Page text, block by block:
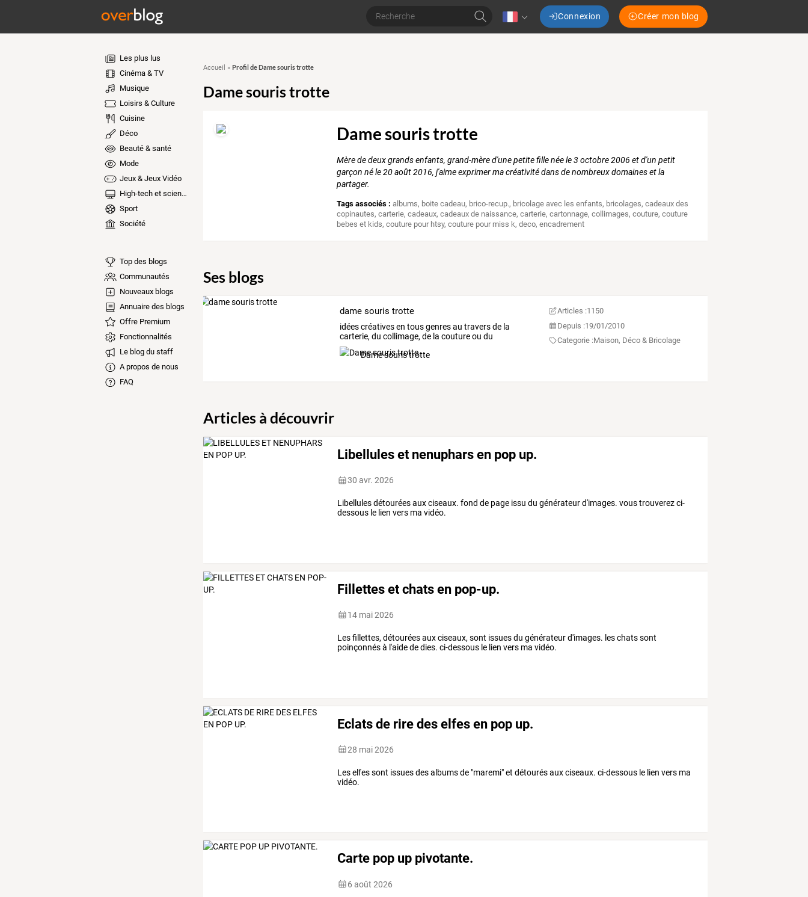
Connexion Créer mon blog
Les plus lus
Cinéma & TV
Musique
Loisirs & Culture
Cuisine
Déco
Beauté & santé
Mode
Jeux & Jeux Vidéo
High-tech et sciences
Sport
Société
Top des blogs
Communautés
Nouveaux blogs
Annuaire des blogs
Offre Premium
Fonctionnalités
Le blog du staff
A propos de nous
FAQ
Accueil » Profil de Dame souris trotte
Dame souris trotte
Dame souris trotte
Mère de deux grands enfants, grand-mère d'une petite fille née le 3 octobre 2006 et d'un petit
garçon né le 20 août 2016, j'aime exprimer ma créativité dans de nombreux domaines et la
partager.
Tags associés : albums, boite cadeau, brico-recup., bricolage avec les enfants, bricolages,cadeaux des
copinautes,carterie,cadeaux,cadeaux de naissance,carterie,cartonnage,collimages,couture,couture
bebes et kids,couture pour htsy,couture pour miss k,deco,encadrement
Ses blogs
dame souris trotte
idées créatives en tous genres au travers de la
carterie, du collimage, de la couture ou du
cartonnage.
Dame souris trotte
Articles :1150
Depuis :19/01/2010
Categorie :Maison, Déco & Bricolage
Articles à découvrir
Libellules et nenuphars en pop up.
30 avr. 2026
Libellules détourées aux ciseaux. fond de page issu du générateur d'images. vous trouverez ci-
dessous le lien vers ma vidéo.
Fillettes et chats en pop-up.
14 mai 2026
Les fillettes, détourées aux ciseaux, sont issues du générateur d'images. les chats sont
poinçonnés à l'aide de dies. ci-dessous le lien vers ma vidéo.
Eclats de rire des elfes en pop up.
28 mai 2026
Les elfes sont issues des albums de "maremi" et détourés aux ciseaux. ci-dessous le lien vers ma
vidéo.
Carte pop up pivotante.
6 août 2026